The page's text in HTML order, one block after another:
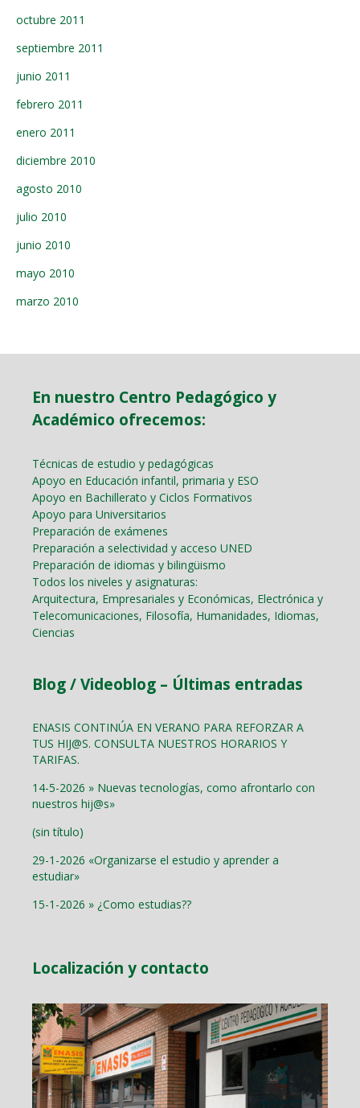
octubre 2011
septiembre 2011
junio 2011
febrero 2011
enero 2011
diciembre 2010
agosto 2010
julio 2010
junio 2010
mayo 2010
marzo 2010
En nuestro Centro Pedagógico y
Académico ofrecemos:
Técnicas de estudio y pedagógicas
Apoyo en Educación infantil, primaria y ESO
Apoyo en Bachillerato y Ciclos Formativos
Apoyo para Universitarios
Preparación de exámenes
Preparación a selectividad y acceso UNED
Preparación de idiomas y bilingüismo
Todos los niveles y asignaturas:
Arquitectura, Empresariales y Económicas, Electrónica y
Telecomunicaciones, Filosofía, Humanidades, Idiomas,
Ciencias
Blog / Videoblog – Últimas entradas
ENASIS CONTINÚA EN VERANO PARA REFORZAR A
TUS HIJ@S. CONSULTA NUESTROS HORARIOS Y
TARIFAS.
14-5-2026 » Nuevas tecnologías, como afrontarlo con
nuestros hij@s»
(sin título)
29-1-2026 «Organizarse el estudio y aprender a
estudiar»
15-1-2026 » ¿Como estudias??
Localización y contacto